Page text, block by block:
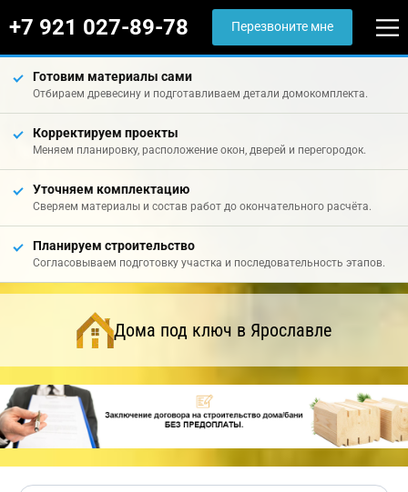
+7 921 027-89-78 Перезвоните мне
Готовим материалы сами
Отбираем древесину и подготавливаем детали домокомплекта.
Корректируем проекты
Меняем планировку, расположение окон, дверей и перегородок.
Уточняем комплектацию
Сверяем материалы и состав работ до окончательного расчёта.
Планируем строительство
Согласовываем подготовку участка и последовательность этапов.
Дома под ключ в Ярославле